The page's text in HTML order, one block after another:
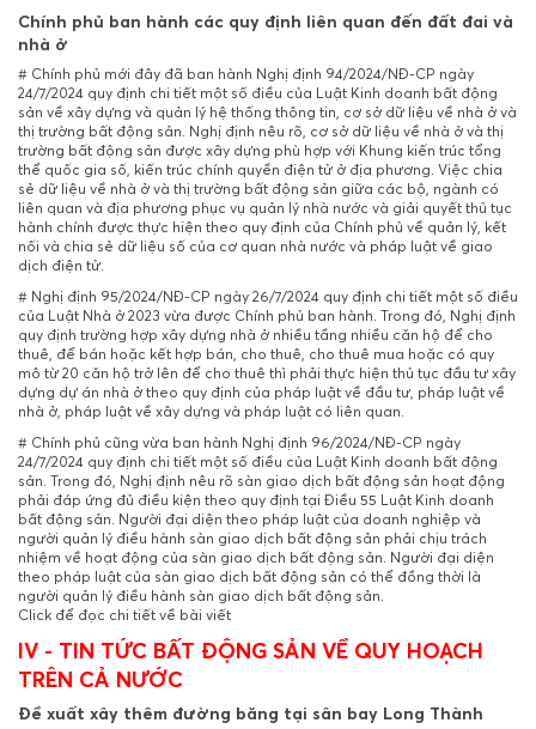
Chính phủ ban hành các quy định liên quan đến đất đai và
nhà ở
# Chính phủ mới đây đã ban hành Nghị định 94/2024/NĐ-CP ngày
24/7/2024 quy định chi tiết một số điều của Luật Kinh doanh bất động
sản về xây dựng và quản lý hệ thống thông tin, cơ sở dữ liệu về nhà ở và
thị trường bất động sản. Nghị định nêu rõ, cơ sở dữ liệu về nhà ở và thị
trường bất động sản được xây dựng phù hợp với Khung kiến trúc tổng
thể quốc gia số, kiến trúc chính quyền điện tử ở địa phương. Việc chia
sẻ dữ liệu về nhà ở và thị trường bất động sản giữa các bộ, ngành có
liên quan và địa phương phục vụ quản lý nhà nước và giải quyết thủ tục
hành chính được thực hiện theo quy định của Chính phủ về quản lý, kết
nối và chia sẻ dữ liệu số của cơ quan nhà nước và pháp luật về giao
dịch điện tử.
# Nghị định 95/2024/NĐ-CP ngày 26/7/2024 quy định chi tiết một số điều
của Luật Nhà ở 2023 vừa được Chính phủ ban hành. Trong đó, Nghị định
quy định trường hợp xây dựng nhà ở nhiều tầng nhiều căn hộ để cho
thuê, để bán hoặc kết hợp bán, cho thuê, cho thuê mua hoặc có quy
mô từ 20 căn hộ trở lên để cho thuê thì phải thực hiện thủ tục đầu tư xây
dựng dự án nhà ở theo quy định của pháp luật về đầu tư, pháp luật về
nhà ở, pháp luật về xây dựng và pháp luật có liên quan.
# Chính phủ cũng vừa ban hành Nghị định 96/2024/NĐ-CP ngày
24/7/2024 quy định chi tiết một số điều của Luật Kinh doanh bất động
sản. Trong đó, Nghị định nêu rõ sàn giao dịch bất động sản hoạt động
phải đáp ứng đủ điều kiện theo quy định tại Điều 55 Luật Kinh doanh
bất động sản. Người đại diện theo pháp luật của doanh nghiệp và
người quản lý điều hành sàn giao dịch bất động sản phải chịu trách
nhiệm về hoạt động của sàn giao dịch bất động sản. Người đại diện
theo pháp luật của sàn giao dịch bất động sản có thể đồng thời là
người quản lý điều hành sàn giao dịch bất động sản.
Click để đọc chi tiết về bài viết
IV - TIN TỨC BẤT ĐỘNG SẢN VỀ QUY HOẠCH
TRÊN CẢ NƯỚC
Đề xuất xây thêm đường băng tại sân bay Long Thành